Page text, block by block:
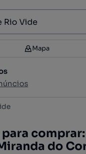
Filtros 2
Mapa
do